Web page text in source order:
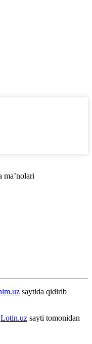
ma’nolari
saytida qidirib
Lotin.uz sayti tomonidan